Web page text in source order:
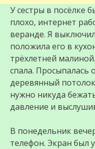
У сестры в посёлке
плохо, интернет
веранде. Я
положила его в
трёхлетней
спала. Просыпалась
деревянный
нужно никуда
давление и
В понедельник
телефон. Экран был